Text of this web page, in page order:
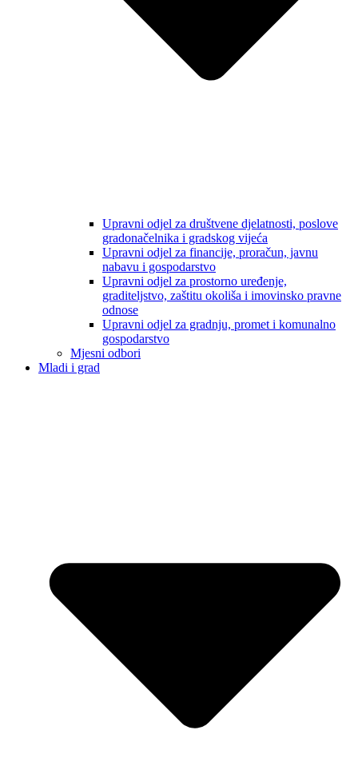
Upravni odjel za društvene djelatnosti, poslove
gradonačelnika i gradskog vijeća
Upravni odjel za financije, proračun, javnu
nabavu i gospodarstvo
Upravni odjel za prostorno uređenje,
graditeljstvo, zaštitu okoliša i imovinsko pravne
odnose
Upravni odjel za gradnju, promet i komunalno
gospodarstvo
Mjesni odbori
Mladi i grad